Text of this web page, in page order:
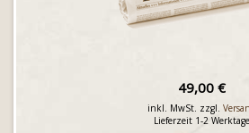
49,00 €
inkl. MwSt. zzgl.
Lieferzeit 1-2 Werktage